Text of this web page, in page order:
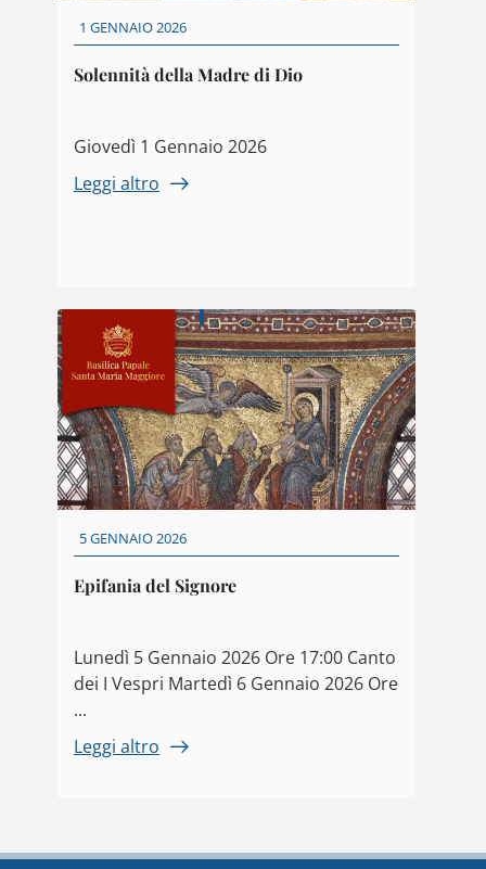
1 GENNAIO 2026
Solennità della Madre di Dio
Giovedì 1 Gennaio 2026
Leggi altro
5 GENNAIO 2026
Epifania del Signore
Lunedì 5 Gennaio 2026 Ore 17:00 Canto
dei I Vespri Martedì 6 Gennaio 2026 Ore
...
Leggi altro